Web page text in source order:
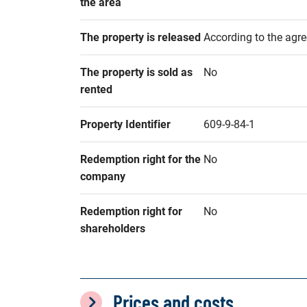
The property is released According to the
The property is sold as
rented
No
Property Identifier 609-9-84-1
Redemption right for the
company
No
Redemption right for
shareholders
No